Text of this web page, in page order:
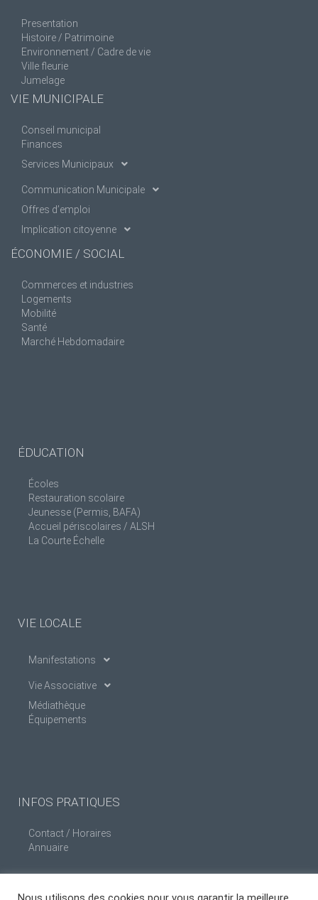
Presentation
Histoire / Patrimoine
Environnement / Cadre de vie
Ville fleurie
Jumelage
VIE MUNICIPALE
Conseil municipal
Finances
Services Municipaux
Communication Municipale
Offres d’emploi
Implication citoyenne
ÉCONOMIE / SOCIAL
Commerces et industries
Logements
Mobilité
Santé
Marché Hebdomadaire
ÉDUCATION
Écoles
Restauration scolaire
Jeunesse (Permis, BAFA)
Accueil périscolaires / ALSH
La Courte Échelle
VIE LOCALE
Manifestations
Vie Associative
Médiathèque
Équipements
INFOS PRATIQUES
Contact / Horaires
Annuaire